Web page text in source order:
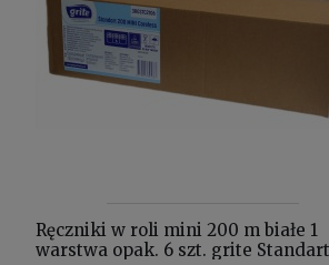
Ręczniki w roli mini 200 m białe 1
warstwa opak. 6 szt. grite